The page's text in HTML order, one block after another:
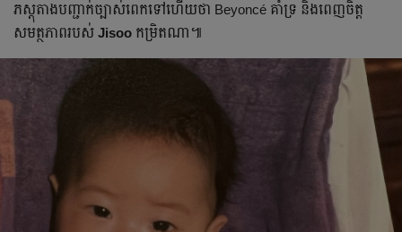
ភស្តុតាងបញ្ជាក់ច្បាស់ពេក​ទៅ​ហើយថា​ Beyoncé គាំទ្រ និងពេញ​ចិត្ត
សមត្ថភាព​របស់ Jisoo កម្រិតណា៕